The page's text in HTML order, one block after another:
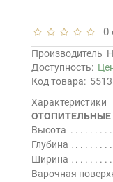
0
Производитель
Доступность:
Код товара: 5513
Характеристики
Высота
Глубина
Ширина
Варочная